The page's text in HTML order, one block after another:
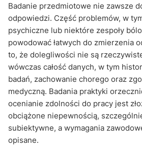
Badanie przedmiotowe nie zawsze
odpowiedzi. Część problemów, w
psychiczne lub niektóre zespoły
powodować łatwych do zmierzenia
to, że dolegliwości nie są
wówczas całość danych, w tym
badań, zachowanie chorego oraz
medyczną. Badania praktyki
ocenianie zdolności do pracy jest
obciążone niepewnością,
subiektywne, a wymagania
opisane.